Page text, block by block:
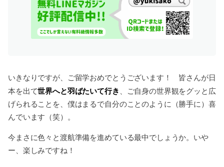
いきなりですが、ご留学おめでとうございます！ 皆さんが日
本を出て世界へと羽ばたいて行き
、ご自身の世界観をグッと広
げられることを、僕はまるで自分のことのように（勝手に）喜
んでいます（笑）。
今まさに色々と渡航準備を進めている最中でしょうか。いや
ー、楽しみですね！